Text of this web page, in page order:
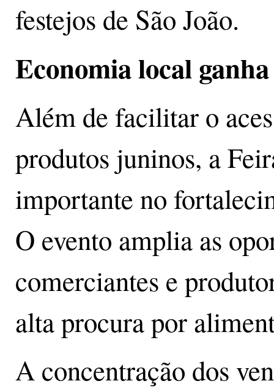
festejos de São João.
Economia local
Além de facilitar o
produtos juninos, a
importante no
O evento amplia as
comerciantes e
alta procura por
A concentração dos